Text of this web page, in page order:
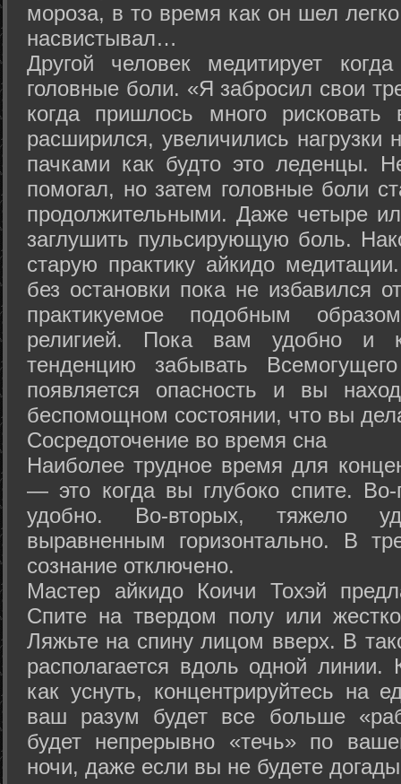
мороза, в то время как он шел
насвистывал…
Другой человек медитирует
головные боли. «Я забросил свои
когда пришлось много
расширился, увеличились нагрузки
пачками как будто это леденцы.
помогал, но затем головные боли
продолжительными. Даже четыре
заглушить пульсирующую боль.
старую практику айкидо
без остановки пока не избавился
практикуемое подобным
религией. Пока вам удобно и
тенденцию забывать
появляется опасность и вы
беспомощном состоянии, что вы
Сосредоточение во время сна
Наиболее трудное время для
— это когда вы глубоко спите.
удобно. Во-вторых, тяжело
выравненным горизонтально. В
сознание отключено.
Мастер айкидо Коичи Тохэй
Спите на твердом полу или
Ляжьте на спину лицом вверх. В
располагается вдоль одной
как уснуть, концентрируйтесь на
ваш разум будет все больше
будет непрерывно «течь» по
ночи, даже если вы не будете